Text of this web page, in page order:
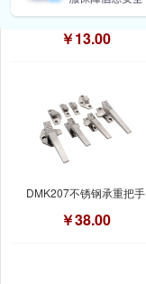
￥13.00
DMK207不锈钢承重把手
￥38.00